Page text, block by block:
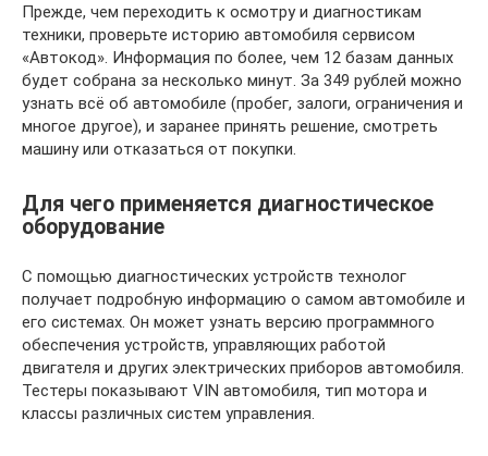
Прежде, чем переходить к осмотру и диагностикам
техники, проверьте историю автомобиля сервисом
«Автокод». Информация по более, чем 12 базам данных
будет собрана за несколько минут. За 349 рублей можно
узнать всё об автомобиле (пробег, залоги, ограничения и
многое другое), и заранее принять решение, смотреть
машину или отказаться от покупки.
Для чего применяется диагностическое
оборудование
С помощью диагностических устройств технолог
получает подробную информацию о самом автомобиле и
его системах. Он может узнать версию программного
обеспечения устройств, управляющих работой
двигателя и других электрических приборов автомобиля.
Тестеры показывают VIN автомобиля, тип мотора и
классы различных систем управления.